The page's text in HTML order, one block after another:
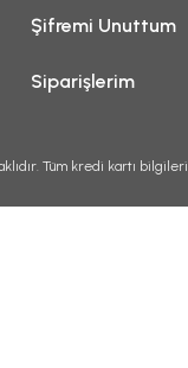
Şifremi Unuttum
Siparişlerim
Tüm kredi kartı